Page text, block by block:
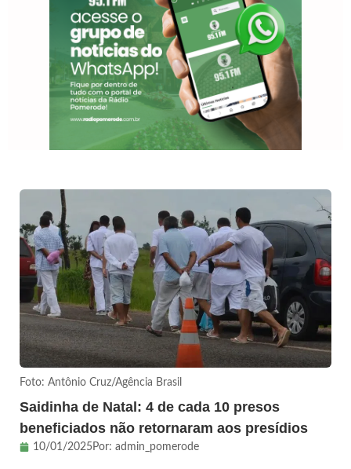
Foto: Antônio Cruz/Agência Brasil
Saidinha de Natal: 4 de cada 10 presos
beneficiados não retornaram aos presídios
10/01/2025Por: admin_pomerode